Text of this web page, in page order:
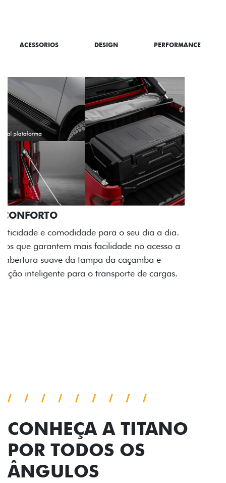
ACESSORIOS DESIGN PERFORMANCE
PACK OFF-ROAD
Prepare sua picape para qualquer desafio. O Pack
off-road combina engate de reboque para até 3,5
toneladas, alargadores de para-lamas e overbumper,
oferecendo mais capacidade de reboque, proteção
CONHEÇA A TITANO
POR TODOS OS
ÂNGULOS